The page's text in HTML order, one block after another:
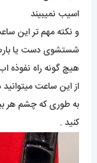
اسیب نمیبیند
و نکته مهم تر این
شستشوی دست یا
هیچ گونه راه نفوذه
از این ساعت
به طوری که چشم هر
کنید .